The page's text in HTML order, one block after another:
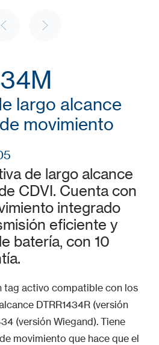
largo alcance
movimiento
de largo alcance
CDVI. Cuenta con
integrado
eficiente y
batería, con 10
tag activo compatible con los
DTRR1434R (versión
(versión Wiegand). Tiene
movimiento que hace que el